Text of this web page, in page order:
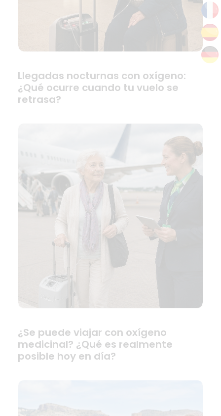
Llegadas nocturnas con oxígeno:
¿Qué ocurre cuando tu vuelo se
retrasa?
¿Se puede viajar con oxígeno
medicinal? ¿Qué es realmente
posible hoy en día?